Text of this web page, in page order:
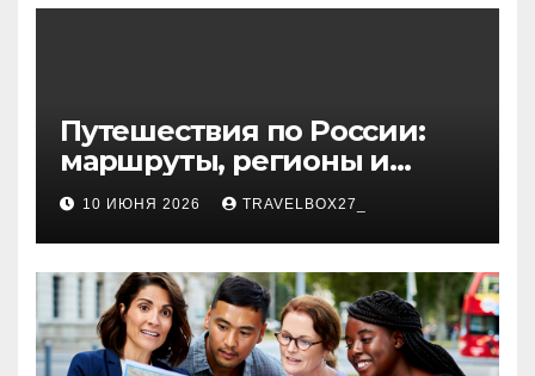
волокна
Путешествия по России:
маршруты, регионы и
особенности поездок
10 ИЮНЯ 2026 TRAVELBOX27_